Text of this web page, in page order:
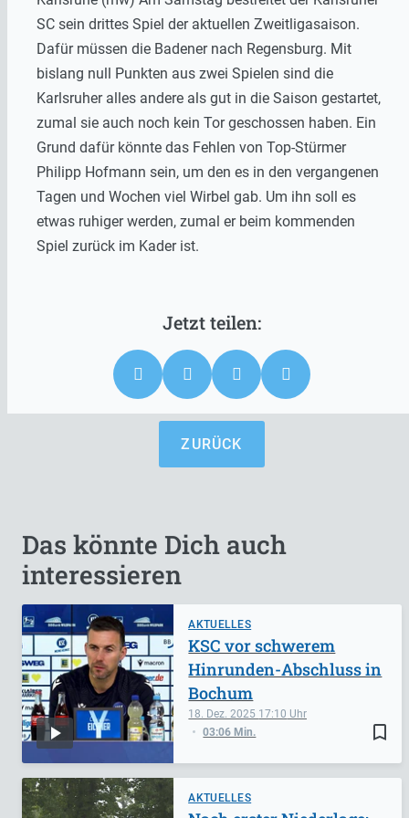
SC sein drittes Spiel der aktuellen Zweitligasaison.
Dafür müssen die Badener nach Regensburg. Mit
bislang null Punkten aus zwei Spielen sind die
Karlsruher alles andere als gut in die Saison gestartet,
zumal sie auch noch kein Tor geschossen haben. Ein
Grund dafür könnte das Fehlen von Top-Stürmer
Philipp Hofmann sein, um den es in den vergangenen
Tagen und Wochen viel Wirbel gab. Um ihn soll es
etwas ruhiger werden, zumal er beim kommenden
Spiel zurück im Kader ist.
ZURÜCK
Das könnte Dich auch
interessieren
AKTUELLES
bookmark_border
18. Dez. 2025 17:10
03:06 Min.
KSC vor schwerem
Hinrunden-Abschluss in
Bochum
AKTUELLES